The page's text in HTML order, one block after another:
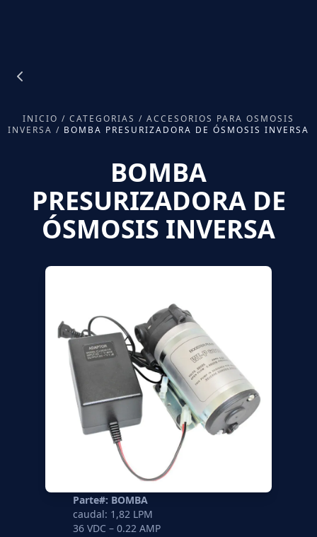
INICIO / CATEGORIAS / ACCESORIOS PARA OSMOSIS
INVERSA / BOMBA PRESURIZADORA DE ÓSMOSIS INVERSA
BOMBA
PRESURIZADORA DE
ÓSMOSIS INVERSA
Parte#: BOMBA
caudal: 1,82 LPM
36 VDC – 0.22 AMP